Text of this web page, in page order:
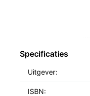
Specificaties
Uitgever:
ISBN: